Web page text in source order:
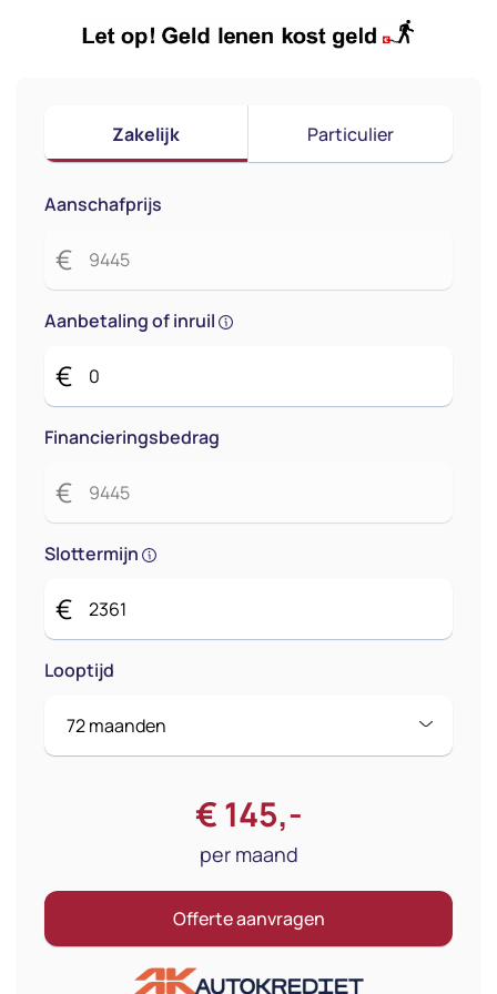
Zakelijk Particulier
Aanschafprijs
€
Aanbetaling of inruil
€
Financieringsbedrag
€
Slottermijn
€
Looptijd
€145,-
per maand
Offerte aanvragen